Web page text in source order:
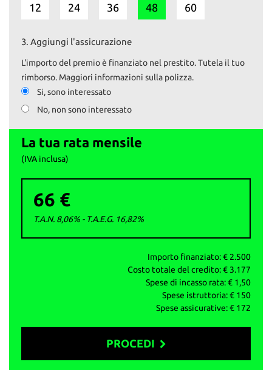
- RITIRO usato pagamento IMMEDIATO
- PASSAGGI di proprietà istantanei
- ESPOSIZIONE veicoli VINTAGE.
La garanzia è fornita ai sensi della normativa vigente d.lgs 206/05
AUTO&MOTORI di DANIELE BAGOZZI
Via della Stella 138, Concesio (BS)
info vendite: 3275911222
Ufficio: 0302185303
info@autoemotoribs.it - autoemotoribs.it -
facebook.com/autoemotoribs
dotazione tecnica ed equipaggiamento, pertanto le
informazioni riportate non rappresentano vincolo
12 24 36 48 60
3. Aggiungi l'assicurazione
L'importo del premio è finanziato nel prestito. Tutela il tuo
rimborso. Maggiori informazioni sulla polizza.
Si, sono interessato
No, non sono interessato
La tua rata mensile
(IVA inclusa)
66 €
T.A.N. 8,06% - T.A.E.G. 16,82%
Importo finanziato: € 2.500
Costo totale del credito: € 3.177
Spese di incasso rata: € 1,50
Spese istruttoria: € 150
Spese assicurative: € 172
PROCEDI